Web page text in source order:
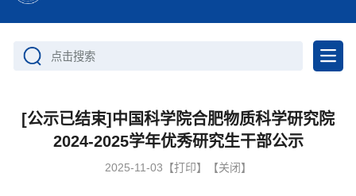
点击搜索
[公示已结束]中国科学院合肥物质科学研究院
2024-2025学年优秀研究生干部公示
2025-11-03 【打印】 【关闭】